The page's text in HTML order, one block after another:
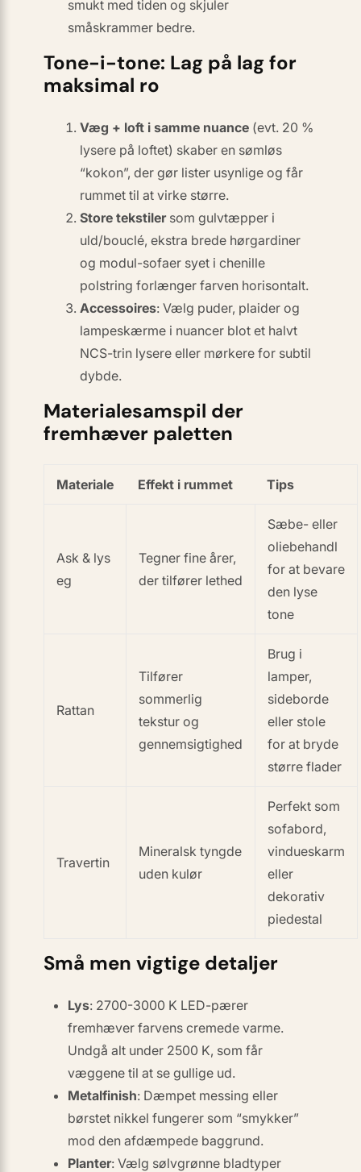
smukt med tiden og skjuler
småskrammer bedre.
Tone-i-tone: Lag på lag for
maksimal ro
Væg + loft i samme nuance (evt. 20 %
lysere på loftet) skaber en sømløs
“kokon”, der gør lister usynlige og får
rummet til at virke større.
Store tekstilersom gulvtæpper i
uld/bouclé, ekstra brede hørgardiner
og modul-sofaer syet i chenille
polstring forlænger farven horisontalt.
Accessoires: Vælg puder, plaider og
lampeskærme i nuancer blot et halvt
NCS-trin lysere eller mørkere for subtil
dybde.
Materialesamspil der
fremhæver paletten
Materiale Effekt i rummet Tips
Ask & lys
eg
Tegner fine årer,
der tilfører lethed
Sæbe- eller
oliebehandl
for at bevare
den lyse
tone
Rattan
Tilfører
sommerlig
tekstur og
gennemsigtighed
Brug i
lamper,
sideborde
eller stole
for at bryde
større flader
Travertin
Mineralsk tyngde
uden kulør
Perfekt som
sofabord,
vindueskarm
eller
dekorativ
piedestal
Små men vigtige detaljer
Lys: 2700-3000 K LED-pærer
fremhæver farvens cremede varme.
Undgå alt under 2500 K, som får
væggene til at se gullige ud.
Metalfinish: Dæmpet messing eller
børstet nikkel fungerer som “smykker”
mod den afdæmpede baggrund.
Planter: Vælg sølvgrønne bladtyper